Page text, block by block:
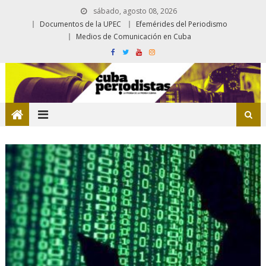
sábado, agosto 08, 2026
Documentos de la UPEC
Efemérides del Periodismo
Medios de Comunicación en Cuba